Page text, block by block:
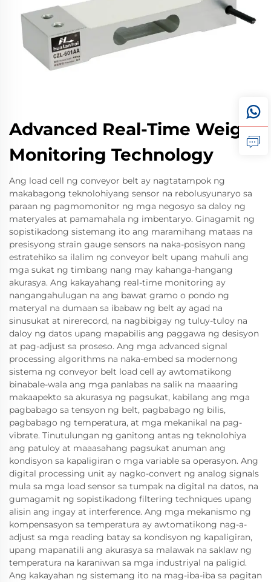
Advanced Real-Time Weight
Monitoring Technology
Ang load cell ng conveyor belt ay nagtatampok ng
makabagong teknolohiyang sensor na rebolusyunaryo sa
paraan ng pagmomonitor ng mga negosyo sa daloy ng
materyales at pamamahala ng imbentaryo. Ginagamit ng
sopistikadong sistemang ito ang maramihang mataas na
presisyong strain gauge sensors na naka-posisyon nang
estratehiko sa ilalim ng conveyor belt upang mahuli ang
mga sukat ng timbang nang may kahanga-hangang
akurasya. Ang kakayahang real-time monitoring ay
nangangahulugan na ang bawat gramo o pondo ng
materyal na dumaan sa ibabaw ng belt ay agad na
sinusukat at nirerecord, na nagbibigay ng tuluy-tuloy na
daloy ng datos upang mapabilis ang paggawa ng desisyon
at pag-adjust sa proseso. Ang mga advanced signal
processing algorithms na naka-embed sa modernong
sistema ng conveyor belt load cell ay awtomatikong
binabale-wala ang mga panlabas na salik na maaaring
makaapekto sa akurasya ng pagsukat, kabilang ang mga
pagbabago sa tensyon ng belt, pagbabago ng bilis,
pagbabago ng temperatura, at mga mekanikal na pag-
vibrate. Tinutulungan ng ganitong antas ng teknolohiya
ang patuloy at maaasahang pagsukat anuman ang
kondisyon sa kapaligiran o mga variable sa operasyon. Ang
digital processing unit ay nagko-convert ng analog signals
mula sa mga load sensor sa tumpak na digital na datos, na
gumagamit ng sopistikadong filtering techniques upang
alisin ang ingay at interference. Ang mga mekanismo ng
kompensasyon sa temperatura ay awtomatikong nag-a-
adjust sa mga reading batay sa kondisyon ng kapaligiran,
upang mapanatili ang akurasya sa malawak na saklaw ng
temperatura na karaniwan sa mga industriyal na paligid.
Ang kakayahan ng sistemang ito na mag-iba-iba sa pagitan